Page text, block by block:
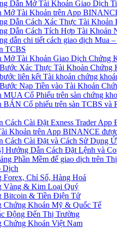
Dẫn Mở Tài Khoản Giao Dịch
Mở Tài Khoản trên App
Dẫn Cách Xác Thực Tài
Dẫn Cách Tích Hợp Tài Khoản
dẫn chi tiết cách giao dịch Mua
TCBS
Mở Tài Khoản Giao Dịch Chứng
Xác Thực Tài Khoản Chứng
liên kết Tài khoản chứng
Nạp Tiền vào Tài Khoản
MUA Cổ Phiếu trên sàn chứng
BÁN Cổ phiếu trên sàn TCBS và
Cách Cài Đặt Exness Trader App
Khoản trên App BINANCE
Cách Cài Đặt và Cách Sử Dụng
Hướng Dẫn Cách Đặt Lệnh và
Phần Mềm để giao dịch trên
Dịch
Forex, Chỉ Số, Hàng Hoá
Vàng & Kim Loại Quý
Bitcoin & Tiền Điện Tử
Chứng Khoán Mỹ & Quốc Tế
Động Đến Thị Trường
Chứng Khoán Việt Nam